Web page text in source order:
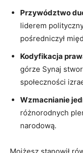
Przywództwo
liderem
pośredniczył
Kodyfikacja
górze Synaj
społeczności‍
Wzmacnianie
‍różnorodnych
narodową.